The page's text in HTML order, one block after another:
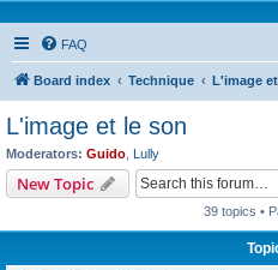
FAQ
Board index Technique L'image
L'image et le son
Moderators: Guido Lully
New Topic
39 topics •